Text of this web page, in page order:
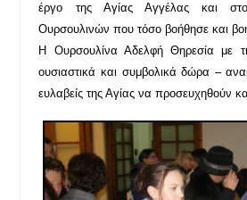
έργο της Αγίας Αγγέλας και
Ουρσουλινών που τόσο βοήθησε και
Η Ουρσουλίνα Αδελφή Θηρεσία με
ουσιαστικά και συμβολικά δώρα –
ευλαβείς της Αγίας να προσευχηθούν